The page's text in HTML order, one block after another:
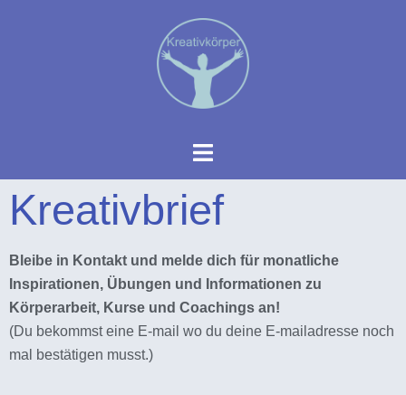
Kreativbrief
Bleibe in Kontakt und melde dich für monatliche
Inspirationen, Übungen und Informationen zu
Körperarbeit, Kurse und Coachings an!
(Du bekommst eine E-mail wo du deine E-mailadresse noch
mal bestätigen musst.)